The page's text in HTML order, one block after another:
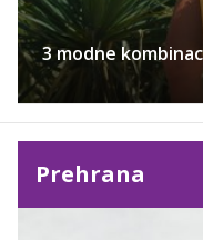
3 modne
Prehrana